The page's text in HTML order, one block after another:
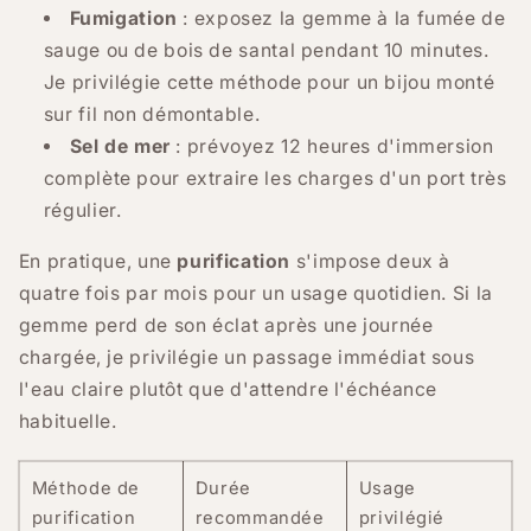
Fumigation : exposez la gemme à la fumée de
sauge ou de bois de santal pendant 10 minutes.
Je privilégie cette méthode pour un bijou monté
sur fil non démontable.
Sel de mer : prévoyez 12 heures d'immersion
complète pour extraire les charges d'un port très
régulier.
En pratique, une purification s'impose deux à
quatre fois par mois pour un usage quotidien. Si la
gemme perd de son éclat après une journée
chargée, je privilégie un passage immédiat sous
l'eau claire plutôt que d'attendre l'échéance
habituelle.
Méthode de
purification
Durée
recommandée
Usage
privilégié